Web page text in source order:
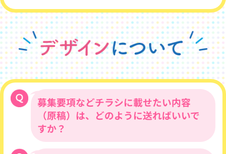
ご相談は無料ですので、何なりとお気軽に
お問い合わせください！
また、下記お問い合わせフォームのバナー
よりお問い合わせも可能です。
ンライン打ち合わせは対応可能です。
オンラインで実際に目の前にいるように、
デザイン、修正箇所などのお話をお伺いい
たします。
ご安心ください！ チラシバイキングは、全
国47都道府県にあるスイミングスクールに
対応可能です。現在も沖縄から北海道まで
全国のスイミングスクール様よりご依頼を
いただいております。当社は、スイミング
スクール・フィットネスクラブ専門のチラ
シ制作会社ですので、募集要項や、キャン
ペーン内容をお教えいただけさえすれば、
お電話・メール・FAXでのやりとりだけ
で、必ずご満足いただけるデザインをご提
案させていただきます。
募集要項などチラシに載せたい内容
（原稿）は、どのように送ればいいで
すか？